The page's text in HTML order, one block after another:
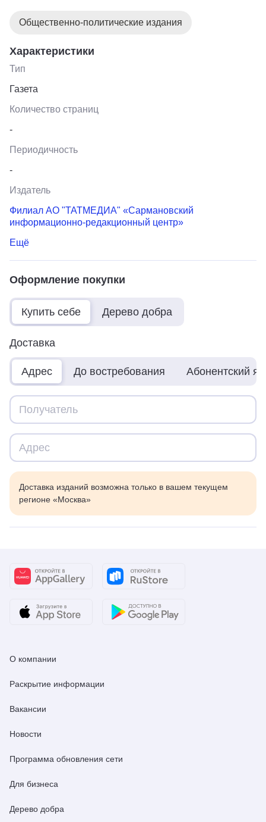
Общественно-политические издания
Характеристики
Тип
Газета
Количество страниц
-
Периодичность
-
Издатель
Филиал АО "ТАТМЕДИА" «Сармановский
информационно-редакционный центр»
Ещё
Оформление покупки
Купить себе Дерево добра
Доставка
Адрес До востребования Абонентский
Доставка изданий возможна только в вашем текущем
регионе «Москва»
О компании
Раскрытие информации
Вакансии
Новости
Программа обновления сети
Для бизнеса
Дерево добра